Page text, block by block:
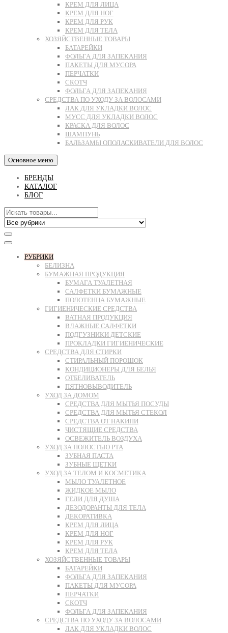
КРЕМ ДЛЯ ЛИЦА
КРЕМ ДЛЯ НОГ
КРЕМ ДЛЯ РУК
КРЕМ ДЛЯ ТЕЛА
ХОЗЯЙСТВЕННЫЕ ТОВАРЫ
БАТАРЕЙКИ
ФОЛЬГА ДЛЯ ЗАПЕКАНИЯ
ПАКЕТЫ ДЛЯ МУСОРА
ПЕРЧАТКИ
СКОТЧ
ФОЛЬГА ДЛЯ ЗАПЕКАНИЯ
СРЕДСТВА ПО УХОДУ ЗА ВОЛОСАМИ
ЛАК ДЛЯ УКЛАДКИ ВОЛОС
МУСС ДЛЯ УКЛАДКИ ВОЛОС
КРАСКА ДЛЯ ВОЛОС
ШАМПУНЬ
БАЛЬЗАМЫ ОПОЛАСКИВАТЕЛИ ДЛЯ ВОЛОС
Основное меню
БРЕНДЫ
КАТАЛОГ
БЛОГ
РУБРИКИ
БЕЛИЗНА
БУМАЖНАЯ ПРОДУКЦИЯ
БУМАГА ТУАЛЕТНАЯ
САЛФЕТКИ БУМАЖНЫЕ
ПОЛОТЕНЦА БУМАЖНЫЕ
ГИГИЕНИЧЕСКИЕ СРЕДСТВА
ВАТНАЯ ПРОДУКЦИЯ
ВЛАЖНЫЕ САЛФЕТКИ
ПОДГУЗНИКИ ДЕТСКИЕ
ПРОКЛАДКИ ГИГИЕНИЧЕСКИЕ
СРЕДСТВА ДЛЯ СТИРКИ
СТИРАЛЬНЫЙ ПОРОШОК
КОНДИЦИОНЕРЫ ДЛЯ БЕЛЬЯ
ОТБЕЛИВАТЕЛЬ
ПЯТНОВЫВОДИТЕЛЬ
УХОД ЗА ДОМОМ
СРЕДСТВА ДЛЯ МЫТЬЯ ПОСУДЫ
СРЕДСТВА ДЛЯ МЫТЬЯ СТЕКОЛ
СРЕДСТВА ОТ НАКИПИ
ЧИСТЯЩИЕ СРЕДСТВА
ОСВЕЖИТЕЛЬ ВОЗДУХА
УХОД ЗА ПОЛОСТЬЮ РТА
ЗУБНАЯ ПАСТА
ЗУБНЫЕ ЩЕТКИ
УХОД ЗА ТЕЛОМ И КОСМЕТИКА
МЫЛО ТУАЛЕТНОЕ
ЖИДКОЕ МЫЛО
ГЕЛИ ДЛЯ ДУША
ДЕЗОДОРАНТЫ ДЛЯ ТЕЛА
ДЕКОРАТИВКА
КРЕМ ДЛЯ ЛИЦА
КРЕМ ДЛЯ НОГ
КРЕМ ДЛЯ РУК
КРЕМ ДЛЯ ТЕЛА
ХОЗЯЙСТВЕННЫЕ ТОВАРЫ
БАТАРЕЙКИ
ФОЛЬГА ДЛЯ ЗАПЕКАНИЯ
ПАКЕТЫ ДЛЯ МУСОРА
ПЕРЧАТКИ
СКОТЧ
ФОЛЬГА ДЛЯ ЗАПЕКАНИЯ
СРЕДСТВА ПО УХОДУ ЗА ВОЛОСАМИ
ЛАК ДЛЯ УКЛАДКИ ВОЛОС